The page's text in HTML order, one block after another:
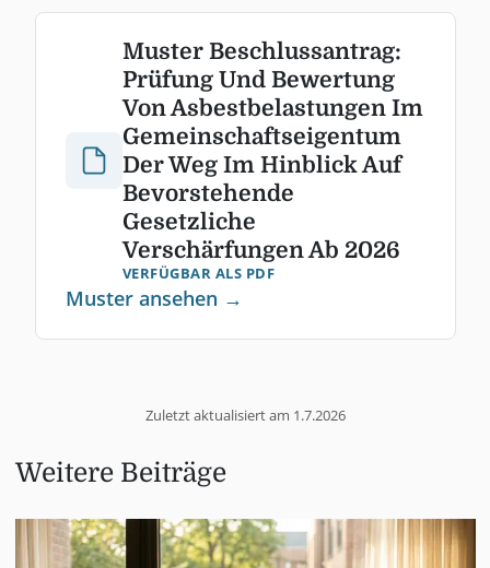
Muster Beschlussantrag:
Prüfung Und Bewertung
Von Asbestbelastungen Im
Gemeinschaftseigentum
Der Weg Im Hinblick Auf
Bevorstehende
Gesetzliche
Verschärfungen Ab 2026
VERFÜGBAR ALS PDF
Muster ansehen →
Zuletzt aktualisiert am 1.7.2026
Weitere Beiträge